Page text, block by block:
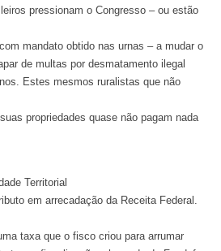
pressionam o Congresso – ou estão
mandato obtido nas urnas – a mudar o
de multas por desmatamento ilegal
Estes mesmos ruralistas que não
propriedades quase não pagam nada
Territorial
em arrecadação da Receita Federal.
taxa que o fisco criou para arrumar